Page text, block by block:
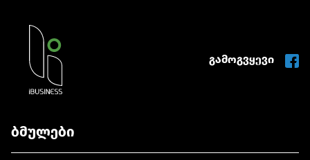
გამოგვყევი
ბმულები